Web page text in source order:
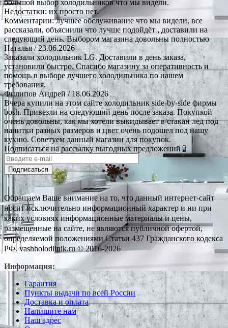
большой выбор холодильников что мы видели.
Недостатки: их просто нет.
Комментарии: лучшее обслуживание что мы видели, все
рассказали, объяснили что лучше подойдёт , доставили на
следующий день. Выбором магазина довольны полностью
Наталья/ 23.06.2026
Заказали холодильник LG. Доставили в день заказа,
установили быстро. Спасибо магазину за оперативность и
помощь в выборе лучшего холодильника по нашем
требования.
Филипов Андрей/ 18.06.2026
Вчера купили на этом сайте холодильник side-by-side фирмы
bosh. Привезли на следующий день после заказа. Покупкой
очень довольны, как мы хотели выкидывает в стакан лед под
напитки разных размеров и цвет очень подошел под нашу
кухню. Советуем данный магазин для покупок.
Подписаться на рассылку выгодных предложений
Подписаться
Обращаем Ваше внимание на то, что данный интернет-сайт
носит исключительно информационный характер и ни при
каких условиях информационные материалы и цены,
размещенные на сайте, не являются публичной офертой,
определяемой положениями Статьи 437 Гражданского кодекса
РФ. vashholodilnik.ru © 2016-2026
Информация:
Гарантия
Пункты выдачи по всей России
Доставка и оплата
Напишите нам
Наш адрес